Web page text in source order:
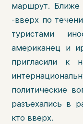
маршрут.
-вверх по
туристами
американец и
пригласили к
политические
разъехались в
кто вверх.